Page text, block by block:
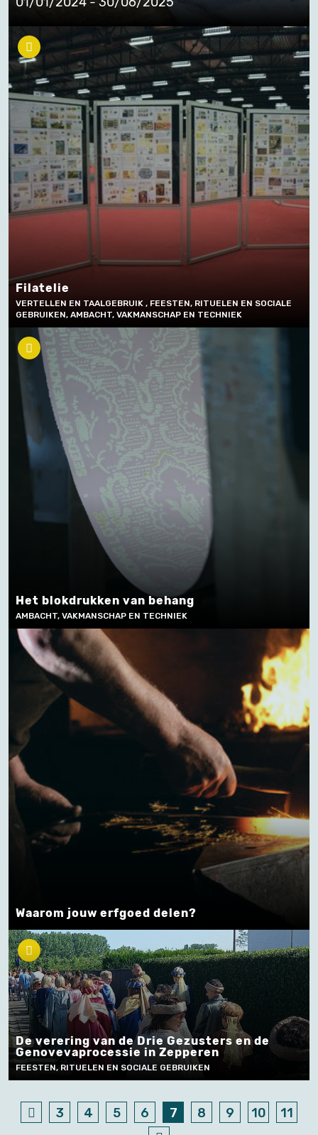
Filatelie
VERTELLEN EN TAALGEBRUIK , FEESTEN, RITUELEN EN SOCIALE
GEBRUIKEN, AMBACHT, VAKMANSCHAP EN TECHNIEK
Het blokdrukken van behang
AMBACHT, VAKMANSCHAP EN TECHNIEK
De verering van de Drie Gezusters en de
Genovevaprocessie in Zepperen
FEESTEN, RITUELEN EN SOCIALE GEBRUIKEN
Waarom jouw erfgoed delen?
3 4 5 6 7 8 9 10 11